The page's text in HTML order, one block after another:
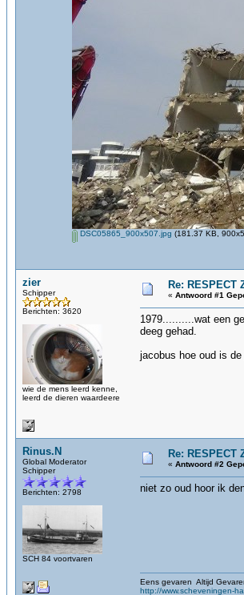
DSC05865_900x507.jpg (181.37 KB,
zier
Schipper
Berichten: 3620
wie de mens leerd kenne,
leerd de dieren waardeere
Re: RESPECT
« Antwoord #1
1979..........wat een
deeg gehad.
jacobus hoe oud is
Rinus.N
Global Moderator
Schipper
Berichten: 2798
SCH 84 voortvaren
Re: RESPECT
« Antwoord #2
niet zo oud hoor ik
Eens gevaren Altijd
http://www.scheveningen-